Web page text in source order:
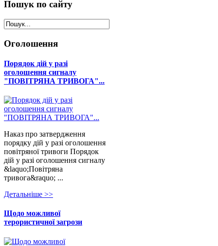
Пошук по сайту
Оголошення
Порядок дій у разі
оголошення сигналу
"ПОВІТРЯНА ТРИВОГА"...
Наказ про затвердження
порядку дій у разі оголошення
повітряної тривоги Порядок
дій у разі оголошення сигналу
&laquo;Повітряна
тривога&raquo; ...
Детальнiше >>
Щодо можливої
терористичної загрози